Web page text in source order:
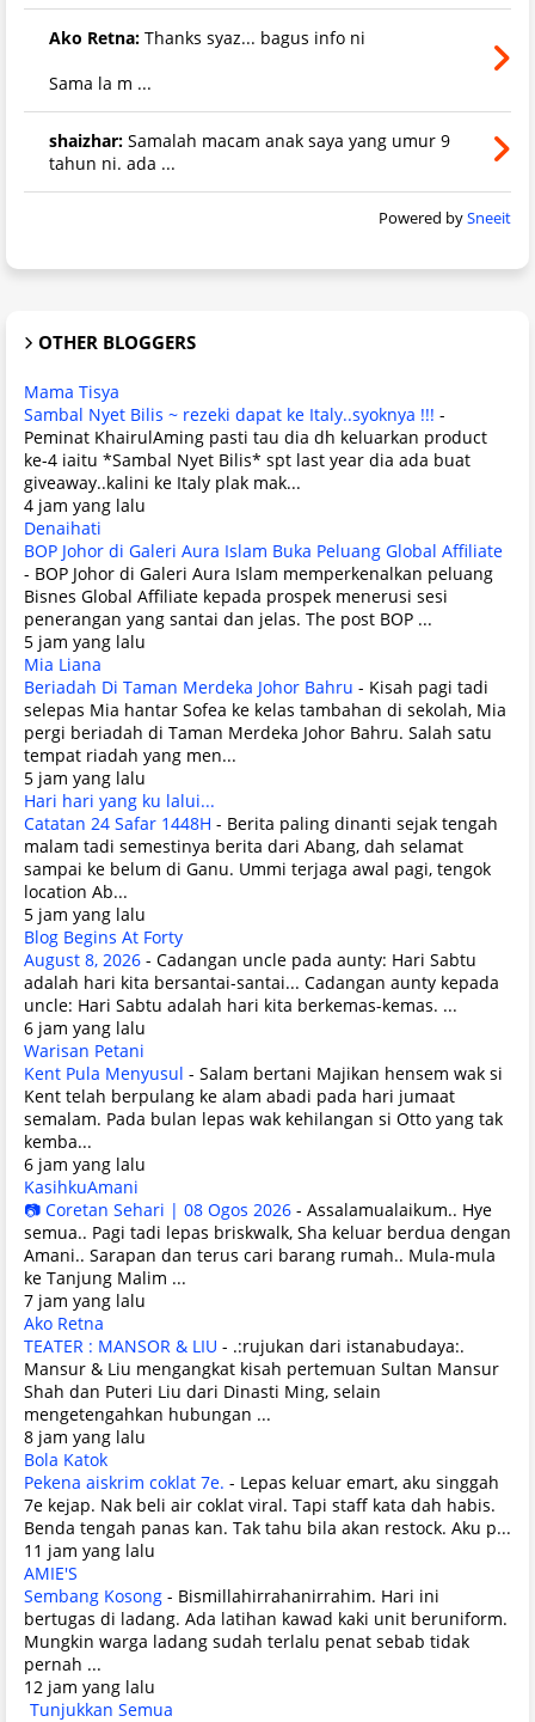
Ako Retna: Thanks syaz... bagus info ni
Sama la m ...
shaizhar: Samalah macam anak saya yang umur 9
tahun ni. ada ...
Powered bySneeit
OTHER BLOGGERS
Mama Tisya
Sambal Nyet Bilis ~ rezeki dapat ke Italy..syoknya !!! -
Peminat KhairulAming pasti tau dia dh keluarkan product
ke-4 iaitu *Sambal Nyet Bilis* spt last year dia ada buat
giveaway..kalini ke Italy plak mak...
4 jam yang lalu
Denaihati
BOP Johor di Galeri Aura Islam Buka Peluang Global Affiliate
- BOP Johor di Galeri Aura Islam memperkenalkan peluang
Bisnes Global Affiliate kepada prospek menerusi sesi
penerangan yang santai dan jelas. The post BOP ...
5 jam yang lalu
Mia Liana
Beriadah Di Taman Merdeka Johor Bahru - Kisah pagi tadi
selepas Mia hantar Sofea ke kelas tambahan di sekolah, Mia
pergi beriadah di Taman Merdeka Johor Bahru. Salah satu
tempat riadah yang men...
5 jam yang lalu
Hari hari yang ku lalui...
Catatan 24 Safar 1448H - Berita paling dinanti sejak tengah
malam tadi semestinya berita dari Abang, dah selamat
sampai ke belum di Ganu. Ummi terjaga awal pagi, tengok
location Ab...
5 jam yang lalu
Blog Begins At Forty
August 8, 2026 - Cadangan uncle pada aunty: Hari Sabtu
adalah hari kita bersantai-santai... Cadangan aunty kepada
uncle: Hari Sabtu adalah hari kita berkemas-kemas. ...
6 jam yang lalu
Warisan Petani
Kent Pula Menyusul - Salam bertani Majikan hensem wak si
Kent telah berpulang ke alam abadi pada hari jumaat
semalam. Pada bulan lepas wak kehilangan si Otto yang tak
kemba...
6 jam yang lalu
KasihkuAmani
📷 Coretan Sehari | 08 Ogos 2026 - Assalamualaikum.. Hye
semua.. Pagi tadi lepas briskwalk, Sha keluar berdua dengan
Amani.. Sarapan dan terus cari barang rumah.. Mula-mula
ke Tanjung Malim ...
7 jam yang lalu
Ako Retna
TEATER : MANSOR & LIU - .:rujukan dari istanabudaya:.
Mansur & Liu mengangkat kisah pertemuan Sultan Mansur
Shah dan Puteri Liu dari Dinasti Ming, selain
mengetengahkan hubungan ...
8 jam yang lalu
Bola Katok
Pekena aiskrim coklat 7e. - Lepas keluar emart, aku singgah
7e kejap. Nak beli air coklat viral. Tapi staff kata dah habis.
Benda tengah panas kan. Tak tahu bila akan restock. Aku p...
11 jam yang lalu
AMIE'S
Sembang Kosong - Bismillahirrahanirrahim. Hari ini
bertugas di ladang. Ada latihan kawad kaki unit beruniform.
Mungkin warga ladang sudah terlalu penat sebab tidak
pernah ...
12 jam yang lalu
Tunjukkan Semua